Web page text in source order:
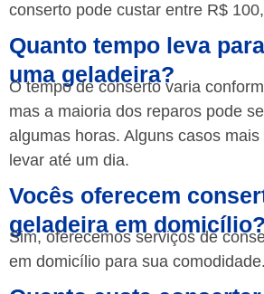
conserto pode custar entre R$
Quanto tempo leva
uma geladeira?
O tempo de conserto varia
mas a maioria dos reparos pode
algumas horas. Alguns casos
levar até um dia.
Vocês oferecem
geladeira em domicílio?
Sim, oferecemos serviços de
em domicílio para sua comodidade.